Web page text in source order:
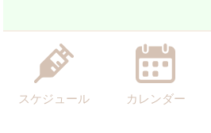
スケジュール カレンダー